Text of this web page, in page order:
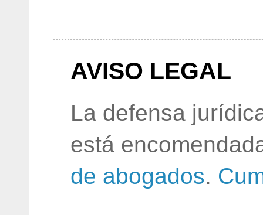
AVISO LEGAL
La defensa
está
de abogados.